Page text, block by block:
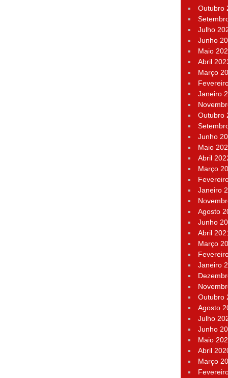
Outubro
Julho
Junho
Maio
Abril
Março
Janeiro
Outubro
Junho
Maio
Abril
Março
Janeiro
Agosto
Junho
Abril
Março
Janeiro
Outubro
Agosto
Julho
Junho
Maio
Abril
Março